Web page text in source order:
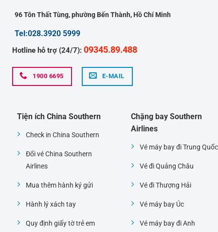
96 Tôn Thất Tùng, phường Bến Thành, Hồ Chí Minh
Tel:028.3920 5999
Hotline hỗ trợ (24/7): 09345.89.488
1900 6695 E-MAIL
Tiện ích China Southern
Check in China Southern
Đổi vé China Southern
Airlines
Mua thêm hành ký gửi
Hành lý xách tay
Quy định giấy tờ trẻ em
Chặng bay Southern
Airlines
Vé máy bay đi Trung Quốc
Vé đi Quảng Châu
Vé đi Thượng Hải
Vé máy bay Úc
Vé máy bay đi Anh